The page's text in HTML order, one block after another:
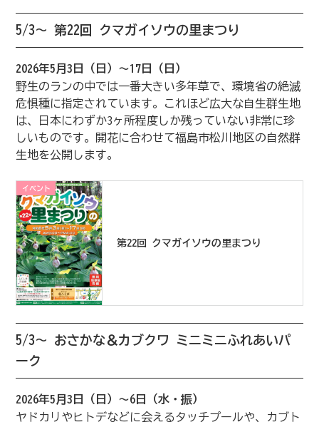
5/3～ 第22回 クマガイソウの里まつり
2026年5月3日（日）～17日（日）
野生のランの中では一番大きい多年草で、環境省の絶滅
危惧種に指定されています。これほど広大な自生群生地
は、日本にわずか3ヶ所程度しか残っていない非常に珍
しいものです。開花に合わせて福島市松川地区の自然群
生地を公開します。
イベント
第22回 クマガイソウの里まつり
5/3～ おさかな＆カブクワ ミニミニふれあいパ
ーク
2026年5月3日（日）～6日（水・振）
ヤドカリやヒトデなどに会えるタッチプールや、カブト